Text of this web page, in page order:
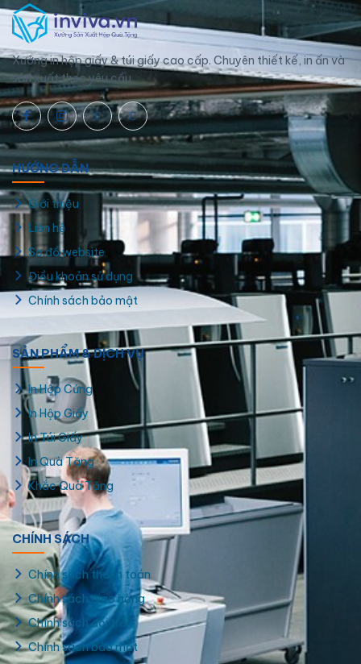
Hộp giấy đựng đồng hồ cao cấp, thiết kế đẹp
Xưởng in hộp giấy & túi giấy cao cấp. Chuyên thiết kế, in ấn và
sản xuất theo yêu cầu.
HƯỚNG DẪN
Giới thiệu
Liên hệ
Sơ đồ website
Điều khoản sử dụng
Chính sách bảo mật
SẢN PHẨM & DỊCH VỤ
In Hộp Cứng
In Hộp Giấy
In Túi Giấy
In Quà Tặng
Khắc Quà Tặng
CHÍNH SÁCH
Chính sách thanh toán
Chính sách giao hàng
Chính sách đổi trả
Chính sách bảo mật